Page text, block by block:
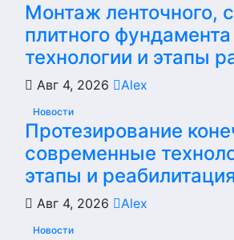
Монтаж ленточного,
плитного
технологии и этапы
Авг 4, 2026 Alex
Новости
Протезирование
современные
этапы и реабилитация
Авг 4, 2026 Alex
Новости